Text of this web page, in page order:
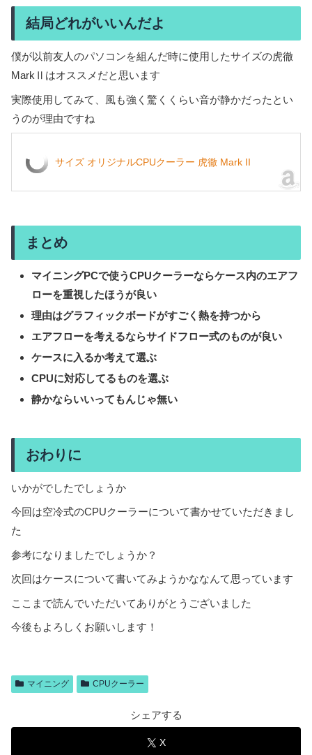
結局どれがいいんだよ
僕が以前友人のパソコンを組んだ時に使用したサイズの虎徹
MarkⅡはオススメだと思います
実際使用してみて、風も強く驚くくらい音が静かだったとい
うのが理由ですね
サイズ オリジナルCPUクーラー 虎徹 Mark II
まとめ
マイニングPCで使うCPUクーラーならケース内のエアフ
ローを重視したほうが良い
理由はグラフィックボードがすごく熱を持つから
エアフローを考えるならサイドフロー式のものが良い
ケースに入るか考えて選ぶ
CPUに対応してるものを選ぶ
静かならいいってもんじゃ無い
おわりに
いかがでしたでしょうか
今回は空冷式のCPUクーラーについて書かせていただきまし
た
参考になりましたでしょうか？
次回はケースについて書いてみようかななんて思っています
ここまで読んでいただいてありがとうございました
今後もよろしくお願いします！
マイニング CPUクーラー
シェアする
X